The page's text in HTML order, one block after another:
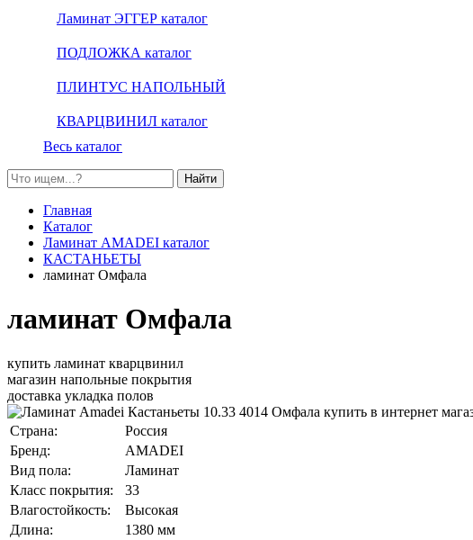
Ламинат ЭГГЕР каталог
ПОДЛОЖКА каталог
ПЛИНТУС НАПОЛЬНЫЙ
КВАРЦВИНИЛ каталог
Весь каталог
Найти
Главная
Каталог
Ламинат AMADEI каталог
КАСТАНЬЕТЫ
ламинат Омфала
ламинат Омфала
купить ламинат кварцвинил
магазин напольные покрытия
доставка укладка полов
Страна:
Россия
Бренд:
AMADEI
Вид пола:
Ламинат
Класс покрытия:
33
Влагостойкость:
Высокая
Длина:
1380 мм